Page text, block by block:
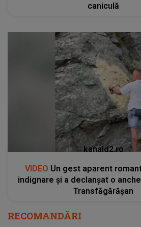
caniculă
kanald2.ro
VIDEO Un gest aparent
indignare și a declanșat o
Transfăgărășan
RECOMANDĂRI